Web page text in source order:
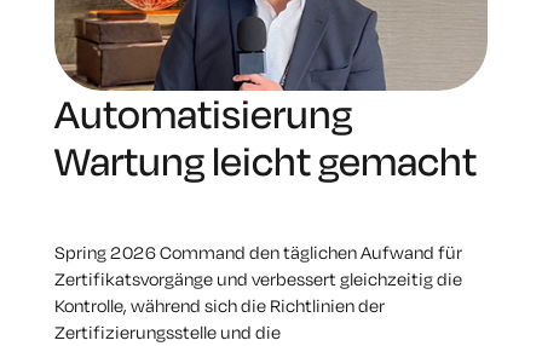
Automatisierung
Wartung leicht gemacht
Spring 2026 Command den täglichen Aufwand für
Zertifikatsvorgänge und verbessert gleichzeitig die
Kontrolle, während sich die Richtlinien der
Zertifizierungsstelle und die